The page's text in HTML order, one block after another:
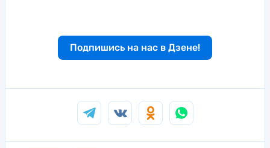
Подпишись на нас в Дзене!